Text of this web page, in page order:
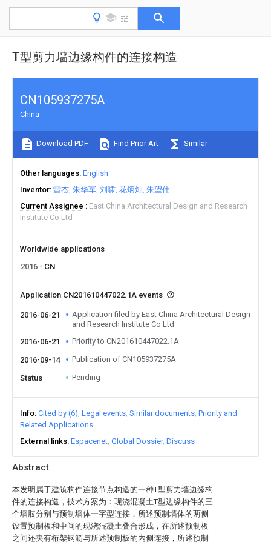
T型剪力墙边缘构件的连接构造
Abstract
本发明属于建筑构件连接节点构造的一种T型剪力墙边缘构
件的连接构造，技术方案为：现浇混凝土T型边缘构件的三
个墙肢分别与预制墙体一字型连接，所述预制墙体的两侧
设置预制板和中间的现浇混凝土叠合形成，在所述预制板
之间还夹有桁架钢筋与所述预制板的内侧连接，所述预制
CN105937275A
China
Download PDF Find Prior Art Similar
Other languages English
Inventor 雷杰 朱华军 刘啸 花炳灿 朱望伟
Current Assignee
East China Architectural Design and Research
Institute Co Ltd
Worldwide applications
2016
CN
Application CN201610447022.1A events
2016-06-21
Application filed by East China Architectural Design
and Research Institute Co Ltd
2016-06-21
Priority to CN201610447022.1A
2016-09-14 Publication of CN105937275A
Status Pending
Info Cited by (6) Legal events Similar documents Priority and
Related Applications
External links Espacenet Global Dossier Discuss